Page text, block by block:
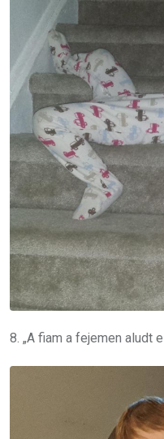
8. „A fiam a fejemen aludt